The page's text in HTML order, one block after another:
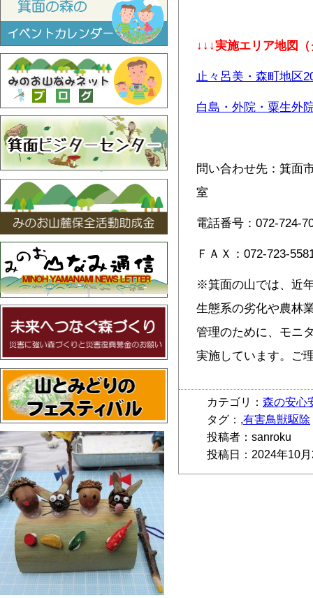
↓↓↓実施エリア地図
止々呂美・森町地区
白島・外院・粟生外
問い合わせ先：箕面
室
電話番号：072-724-
ＦＡＸ：072-723-
※箕面の山では、近
生態系の劣化や農林
管理のために、モニ
実施しています。ご
カテゴリ： 森の安心
タグ：,有害鳥獣駆除
投稿者：sanroku
投稿日：2024年10